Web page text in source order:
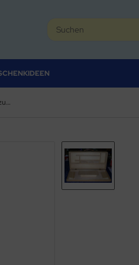
Verkaufsladen als Koffer zum Tragen